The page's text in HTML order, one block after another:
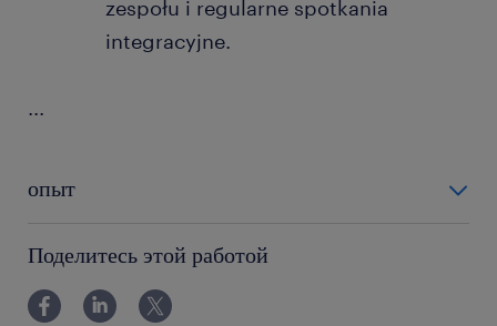
zespołu i regularne spotkania
integracyjne.
...
опыт
Поделитесь этой работой